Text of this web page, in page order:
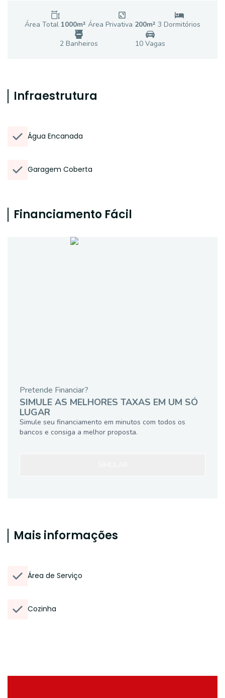
Área Total 1000m² Área Privativa 200m² 3 Dormitórios
2 Banheiros 10 Vagas
Infraestrutura
Água Encanada
Garagem Coberta
Financiamento Fácil
Pretende Financiar?
SIMULE AS MELHORES TAXAS EM UM SÓ
LUGAR
Simule seu financiamento em minutos com todos os
bancos e consiga a melhor proposta.
Mais informações
Área de Serviço
Cozinha